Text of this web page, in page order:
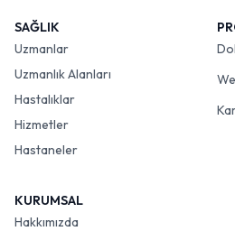
SAĞLIK
Uzmanlar
Uzmanlık Alanları
Hastalıklar
Hizmetler
Hastaneler
KURUMSAL
Hakkımızda